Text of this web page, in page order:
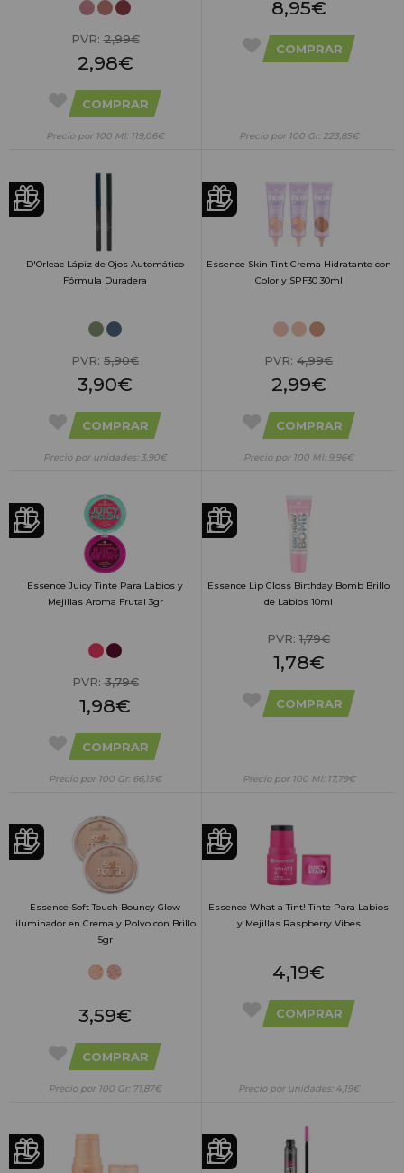
PVR:2,99€
2,98€
COMPRAR
Precio por 100 Ml: 119,06€
8,95€
COMPRAR
Precio por 100 Gr: 223,85€
D'Orleac Lápiz de Ojos Automático
Fórmula Duradera
PVR: 5,90€
3,90€
COMPRAR
Precio por unidades: 3,90€
Essence Skin Tint Crema Hidratante con
Color y SPF30 30ml
PVR: 4,99€
2,99€
COMPRAR
Precio por 100 Ml: 9,96€
Essence Juicy Tinte Para Labios y
Mejillas Aroma Frutal 3gr
PVR:3,79€
1,98€
COMPRAR
Precio por 100 Gr: 66,15€
Essence Lip Gloss Birthday Bomb Brillo
de Labios 10ml
PVR: 1,79€
1,78€
COMPRAR
Precio por 100 Ml: 17,79€
Essence Soft Touch Bouncy Glow
iluminador en Crema y Polvo con Brillo
5gr
3,59€
COMPRAR
Precio por 100 Gr: 71,87€
Essence What a Tint! Tinte Para Labios
y Mejillas Raspberry Vibes
4,19€
COMPRAR
Precio por unidades: 4,19€